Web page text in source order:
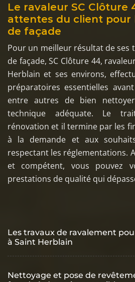
Le ravaleur SC Clôture
attentes du client pour
de façade
Pour un meilleur résultat de ses
de façade, SC Clôture 44,
Herblain et ses environs,
préparatoires essentielles
entre autres de bien
technique adéquate. Le
rénovation et il termine par les
à la demande et aux
respectant les réglementations.
et compétent, vous pouvez
prestations de qualité qui
Les travaux de ravalement
à Saint Herblain
Nettoyage et pose de